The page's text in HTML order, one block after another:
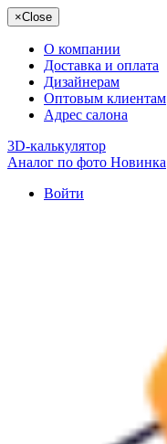
×Close
О компании
Доставка и оплата
Дизайнерам
Оптовым клиентам
Адрес салона
3D-калькулятор
Аналог по фото Новинка
Войти